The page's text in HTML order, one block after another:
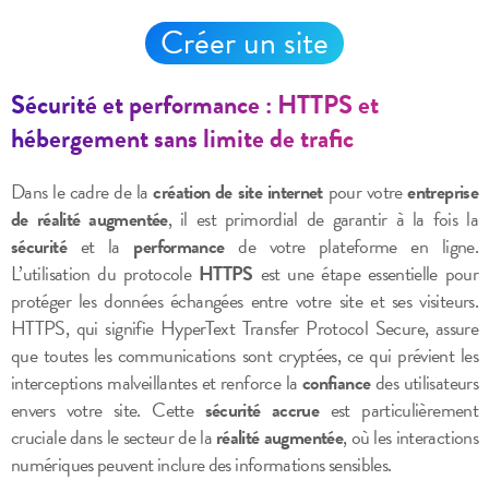
Créer un site
Sécurité et performance : HTTPS et
hébergement sans limite de trafic
Dans le cadre de lacréation de site internetpour votreentreprise
de réalité augmentée, il est primordial de garantir à la fois la
sécuritéet la performancede votre plateforme en ligne.
L’utilisation du protocole HTTPS est une étape essentielle pour
protéger les données échangées entre votre site et ses visiteurs.
HTTPS, qui signifie HyperText Transfer Protocol Secure, assure
que toutes les communications sont cryptées, ce qui prévient les
interceptions malveillantes et renforce laconfiancedes utilisateurs
envers votre site. Cette sécurité accrueest particulièrement
cruciale dans le secteur de laréalité augmentée, où les interactions
numériques peuvent inclure des informations sensibles.